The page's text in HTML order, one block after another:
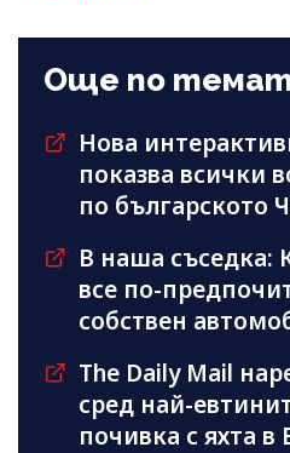
Още по
Нова
показва всички
по българското
В наша съседка:
все по-
собствен
The Daily Mail
сред най-
почивка с яхта в